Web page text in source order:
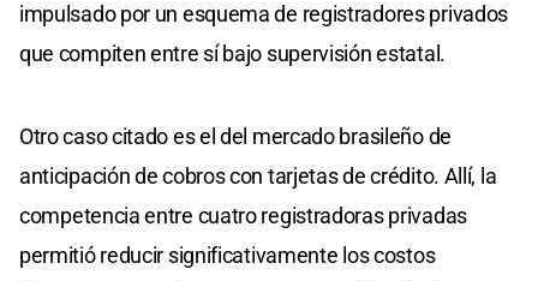
impulsado por un esquema de registradores privados
que compiten entre sí bajo supervisión estatal.
Otro caso citado es el del mercado brasileño de
anticipación de cobros con tarjetas de crédito. Allí, la
competencia entre cuatro registradoras privadas
permitió reducir significativamente los costos